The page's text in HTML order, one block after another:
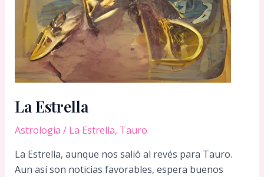
La Estrella
Astrología / La Estrella, Tauro
La Estrella, aunque nos salió al revés para Tauro.
Aun así son noticias favorables, espera buenos